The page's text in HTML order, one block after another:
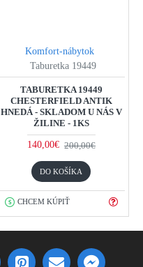
Komfort-nábytok
Taburetka 19449
TABURETKA 19449
CHESTERFIELD ANTIK
HNEDÁ - SKLADOM U NÁS V
ŽILINE - 1KS
140,00€ 200,00€
DO KOŠÍKA
CHCEM KÚPIŤ